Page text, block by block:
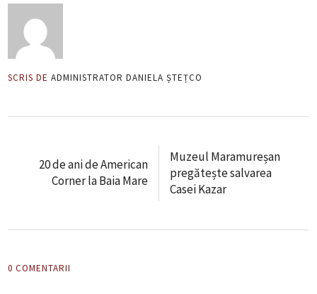
SCRIS DE ADMINISTRATOR DANIELA ȘTEȚCO
20 de ani de American
Corner la Baia Mare
Muzeul Maramureșan
pregătește salvarea
Casei Kazar
0 COMENTARII